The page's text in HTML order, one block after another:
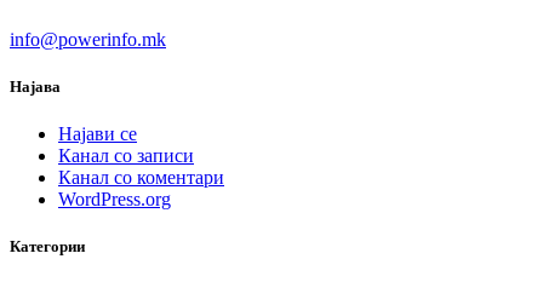
info@powerinfo.mk
Најава
Најави се
Канал со записи
Канал со коментари
WordPress.org
Категории